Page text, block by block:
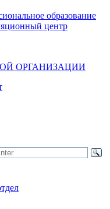
образование
центр
ОРГАНИЗАЦИИ